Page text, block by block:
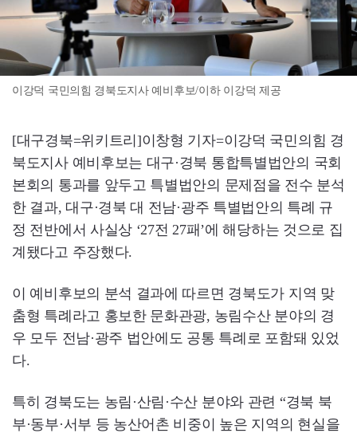
이강덕 국민의힘 경북도지사 예비후보/이하 이강덕 제공
[대구경북=위키트리]이창형 기자=이강덕 국민의힘 경
북도지사 예비후보는 대구·경북 통합특별법안의 국회
본회의 통과를 앞두고 특별법안의 문제점을 전수 분석
한 결과, 대구·경북 대 전남·광주 특별법안의 특례 규
정 전반에서 사실상 ‘27전 27패’에 해당하는 것으로 집
계됐다고 주장했다.
이 예비후보의 분석 결과에 따르면 경북도가 지역 맞
춤형 특례라고 홍보한 문화관광, 농림수산 분야의 경
우 모두 전남·광주 법안에도 공통 특례로 포함돼 있었
다.
특히 경북도는 농림·산림·수산 분야와 관련 “경북 북
부·동부·서부 등 농산어촌 비중이 높은 지역의 현실을